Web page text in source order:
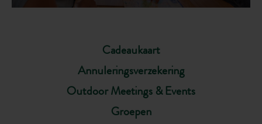
Cadeaukaart
Annuleringsverzekering
Outdoor Meetings & Events
Groepen